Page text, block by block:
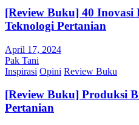
[Review Buku] 40 Inovasi
Teknologi Pertanian
April 17, 2024
Pak Tani
Inspirasi Opini Review Buku
[Review Buku] Produksi
Pertanian